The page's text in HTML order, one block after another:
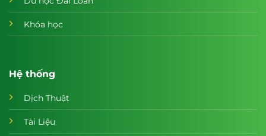
Khóa học
Hệ thống
Dịch Thuật
Tài Liệu